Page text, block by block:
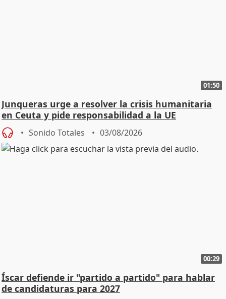
01:50
Junqueras urge a resolver la crisis humanitaria
en Ceuta y pide responsabilidad a la UE
Sonido Totales 03/08/2026
00:29
Íscar defiende ir "partido a partido" para hablar
de candidaturas para 2027